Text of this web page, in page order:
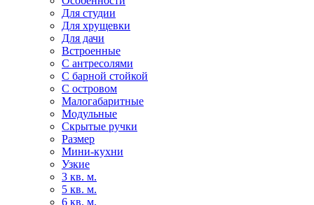
Для студии
Для хрущевки
Для дачи
Встроенные
С антресолями
С барной стойкой
С островом
Малогабаритные
Модульные
Скрытые ручки
Размер
Мини-кухни
Узкие
3 кв. м.
5 кв. м.
6 кв. м.